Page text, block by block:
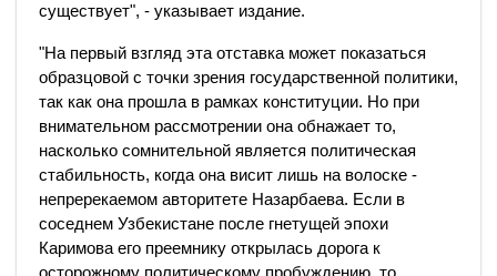
существует", - указывает издание.
"На первый взгляд эта отставка может показаться
образцовой с точки зрения государственной политики,
так как она прошла в рамках конституции. Но при
внимательном рассмотрении она обнажает то,
насколько сомнительной является политическая
стабильность, когда она висит лишь на волоске -
непререкаемом авторитете Назарбаева. Если в
соседнем Узбекистане после гнетущей эпохи
Каримова его преемнику открылась дорога к